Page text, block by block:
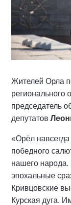
Жителей Орла
регионального
председатель
депутатов
«Орёл
победного
нашего
эпохальные
Кривцовские
Курская дуга.